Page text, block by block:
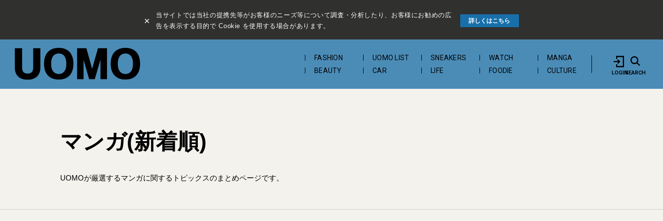
×
当サイトでは当社の提携先等がお客様のニーズ等について調査・分析したり、お客様にお勧めの広
告を表示する目的で Cookie を使用する場合があります。
詳しくはこちら
FASHION UOMO LIST SNEAKERS WATCH
MANGA
BEAUTY
CAR LIFE FOODIE CULTURE LOGINSEARCH
マンガ(新着順)
UOMOが厳選するマンガに関するトピックスのまとめページです。